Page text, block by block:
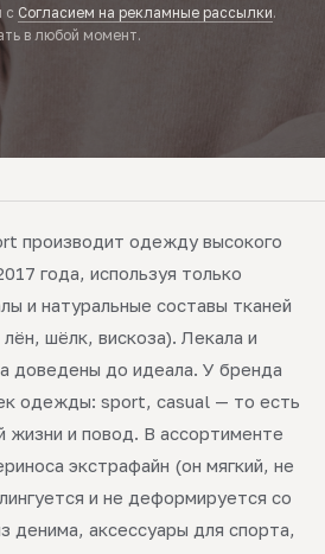
с Согласием на рекламные рассылки.
в любой момент.
производит одежду высокого
года, используя только
и натуральные составы тканей
шёлк, вискоза). Лекала и
доведены до идеала. У бренда
одежды: sport, casual — то есть
жизни и повод. В ассортименте
экстрафайн (он мягкий, не
и не деформируется со
денима, аксессуары для спорта,